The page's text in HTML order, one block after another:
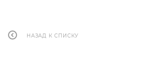
НАЗАД К СПИСКУ